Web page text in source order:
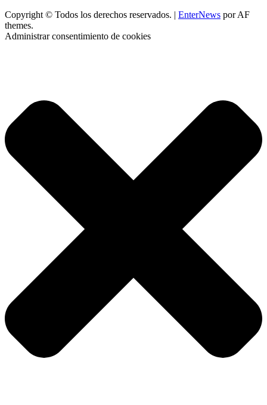
Copyright © Todos los derechos reservados. | EnterNews por AF
themes.
Administrar consentimiento de cookies